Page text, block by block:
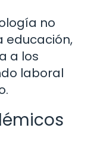
no
educación,
a los
laboral